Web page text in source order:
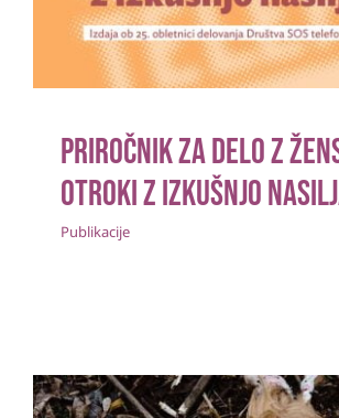
Publikacije
Priročnik za delo z
otroki z izkušnjo
Publikacije